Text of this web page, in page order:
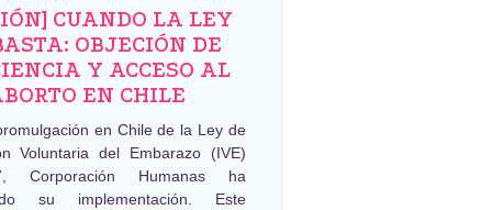
CUANDO LA LEY
OBJECIÓN DE
Y ACCESO AL
EN CHILE
en Chile de la Ley de
Voluntaria del Embarazo (IVE)
Corporación Humanas ha
su implementación. Este